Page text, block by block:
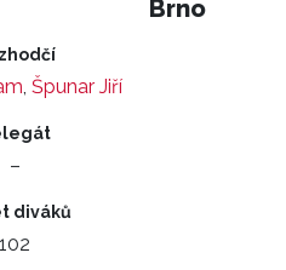
Brno
, Špunar Jiří
–
diváků
102